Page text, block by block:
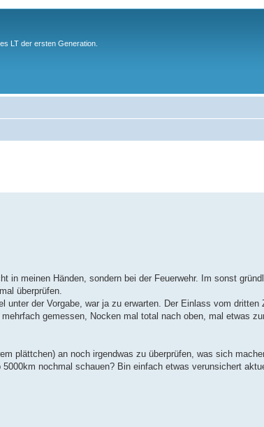
LT der ersten Generation.
in meinen Händen, sondern bei der Feuerwehr. Im sonst
überprüfen.
der Vorgabe, war ja zu erwarten. Der Einlass vom
gemessen, Nocken mal total nach oben, mal etwas
plättchen) an noch irgendwas zu überprüfen, was sich
nochmal schauen? Bin einfach etwas verunsichert